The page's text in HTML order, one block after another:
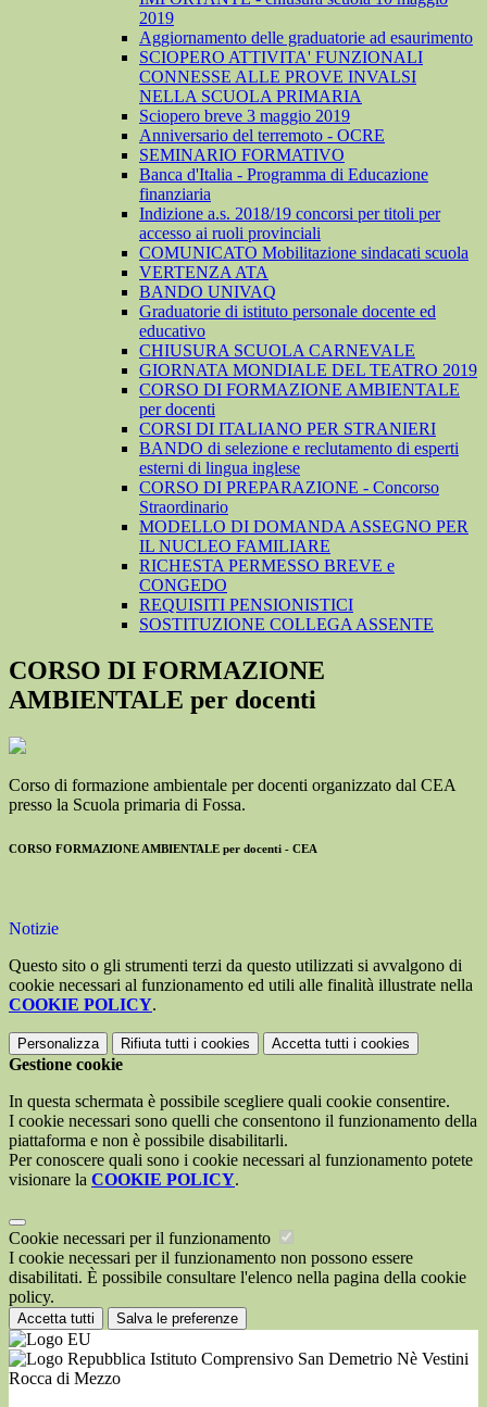
2019
Aggiornamento delle graduatorie ad esaurimento
SCIOPERO ATTIVITA' FUNZIONALI
CONNESSE ALLE PROVE INVALSI
NELLA SCUOLA PRIMARIA
Sciopero breve 3 maggio 2019
Anniversario del terremoto - OCRE
SEMINARIO FORMATIVO
Banca d'Italia - Programma di Educazione
finanziaria
Indizione a.s. 2018/19 concorsi per titoli per
accesso ai ruoli provinciali
COMUNICATO Mobilitazione sindacati scuola
VERTENZA ATA
BANDO UNIVAQ
Graduatorie di istituto personale docente ed
educativo
CHIUSURA SCUOLA CARNEVALE
GIORNATA MONDIALE DEL TEATRO 2019
CORSO DI FORMAZIONE AMBIENTALE
per docenti
CORSI DI ITALIANO PER STRANIERI
BANDO di selezione e reclutamento di esperti
esterni di lingua inglese
CORSO DI PREPARAZIONE - Concorso
Straordinario
MODELLO DI DOMANDA ASSEGNO PER
IL NUCLEO FAMILIARE
RICHESTA PERMESSO BREVE e
CONGEDO
REQUISITI PENSIONISTICI
SOSTITUZIONE COLLEGA ASSENTE
CORSO DI FORMAZIONE
AMBIENTALE per docenti
Corso di formazione ambientale per docenti organizzato dal CEA
presso la Scuola primaria di Fossa.
CORSO FORMAZIONE AMBIENTALE per docenti - CEA
Notizie
Questo sito o gli strumenti terzi da questo utilizzati si avvalgono di
cookie necessari al funzionamento ed utili alle finalità illustrate nella
COOKIE POLICY.
Personalizza Rifiuta tutti i cookies Accetta tutti i cookies
Gestione cookie
In questa schermata è possibile scegliere quali cookie consentire.
I cookie necessari sono quelli che consentono il funzionamento della
piattaforma e non è possibile disabilitarli.
Per conoscere quali sono i cookie necessari al funzionamento potete
visionare la COOKIE POLICY.
Cookie necessari per il funzionamento
I cookie necessari per il funzionamento non possono essere
disabilitati. È possibile consultare l'elenco nella pagina della cookie
policy.
Accetta tutti Salva le preferenze
Istituto Comprensivo San Demetrio Nè Vestini
Rocca di Mezzo